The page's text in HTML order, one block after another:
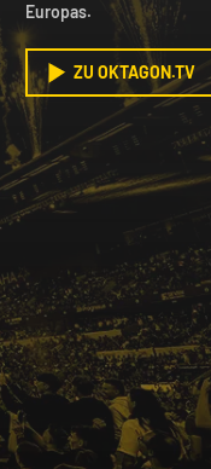
Europas.
ZU OKTAGON.TV